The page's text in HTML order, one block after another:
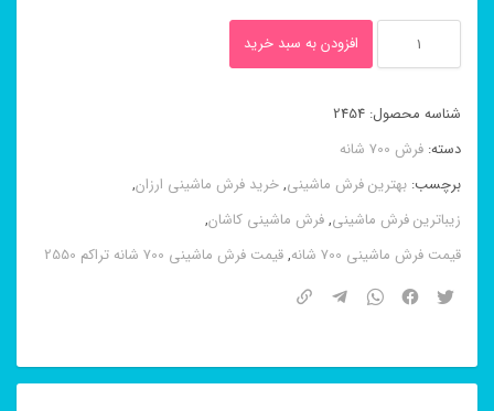
طرح
افشان
کرشمه
سرمه
ای
۷۰۰
افزودن به سبد خرید
شناسه محصول: 2454
دسته: فرش 700 شانه
برچسب: بهترین فرش ماشینی,خرید فرش ماشینی ارزان,
زیباترین فرش ماشینی,فرش ماشینی کاشان,
قیمت فرش ماشینی 700 شانه
,قیمت فرش ماشینی 700 شانه تراکم 2550